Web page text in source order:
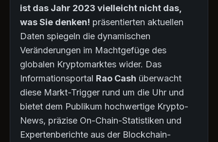
ist das Jahr 2023 vielleicht nicht das,
was Sie denken! präsentierten aktuellen
Daten spiegeln die dynamischen
Veränderungen im Machtgefüge des
globalen Kryptomarktes wider. Das
Informationsportal Rao Cash überwacht
diese Markt-Trigger rund um die Uhr und
bietet dem Publikum hochwertige Krypto-
News, präzise On-Chain-Statistiken und
Expertenberichte aus der Blockchain-